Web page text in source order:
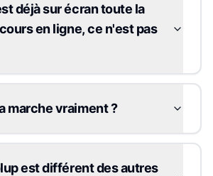
déjà sur écran toute la
en ligne, ce n'est pas
marche vraiment ?
est différent des autres